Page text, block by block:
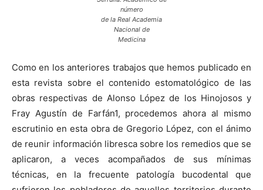
número
de la Real Academia
Nacional de
Medicina
Como en los anteriores trabajos que hemos publicado en
esta revista sobre el contenido estomatológico de las
obras respectivas de Alonso López de los Hinojosos y
Fray Agustín de Farfán1, procedemos ahora al mismo
escrutinio en esta obra de Gregorio López, con el ánimo
de reunir información libresca sobre los remedios que se
aplicaron, a veces acompañados de sus mínimas
técnicas, en la frecuente patología bucodental que